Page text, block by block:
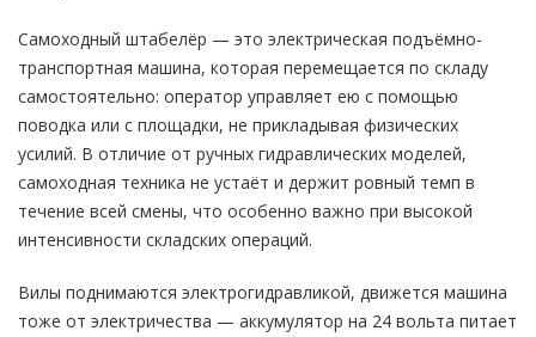
Самоходный штабелёр — это электрическая подъёмно-
транспортная машина, которая перемещается по складу
самостоятельно: оператор управляет ею с помощью
поводка или с площадки, не прикладывая физических
усилий. В отличие от ручных гидравлических моделей,
самоходная техника не устаёт и держит ровный темп в
течение всей смены, что особенно важно при высокой
интенсивности складских операций.
Вилы поднимаются электрогидравликой, движется машина
тоже от электричества — аккумулятор на 24 вольта питает